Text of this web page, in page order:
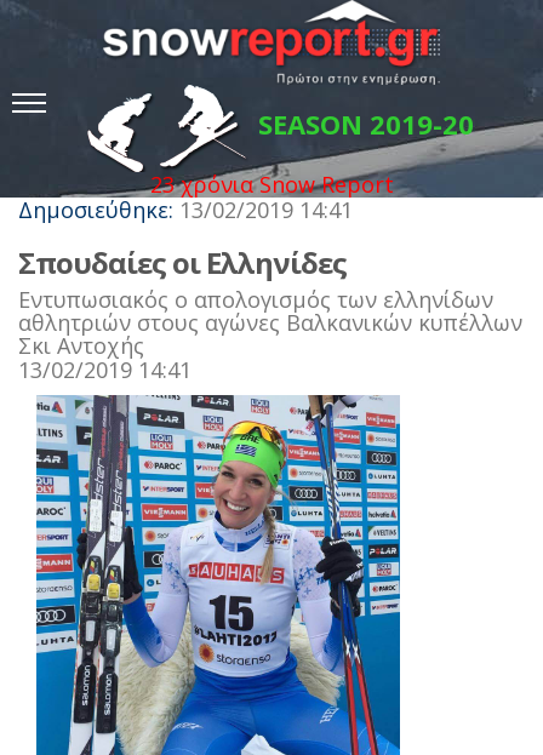
SEASON 2019-20
23 χρόνια Snow Report
Δημοσιεύθηκε: 13/02/2019 14:41
Σπουδαίες οι Ελληνίδες
Εντυπωσιακός ο απολογισμός των ελληνίδων
αθλητριών στους αγώνες Bαλκανικών κυπέλλων
Σκι Αντοχής
13/02/2019 14:41